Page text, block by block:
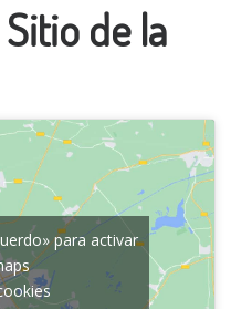
Sitio de la
para activar